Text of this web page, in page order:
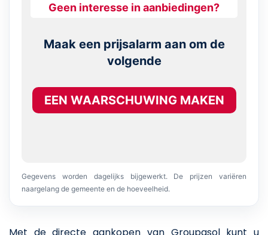
Geen interesse in aanbiedingen?
Maak een prijsalarm aan om de
volgende
EEN WAARSCHUWING MAKEN
Gegevens worden dagelijks bijgewerkt. De prijzen variëren
naargelang de gemeente en de hoeveelheid.
Met de directe aankopen van Groupasol kunt u